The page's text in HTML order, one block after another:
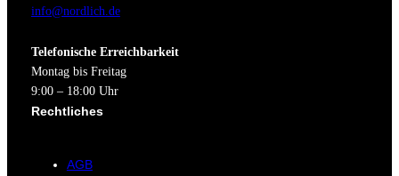
info@nordlich.de
Telefonische Erreichbarkeit
Montag bis Freitag
9:00 – 18:00 Uhr
Rechtliches
AGB